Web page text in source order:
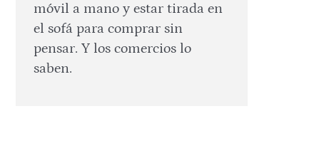
móvil a mano y estar tirada en
el sofá para comprar sin
pensar. Y los comercios lo
saben.